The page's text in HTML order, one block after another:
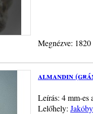
Megnézve:
almandin
Leírás: 4 mm-es
Lelőhely: